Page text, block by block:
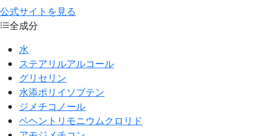
公式サイトを見る
全成分
水
ステアリルアルコール
グリセリン
水添ポリイソブテン
ジメチコノール
ベヘントリモニウムクロリド